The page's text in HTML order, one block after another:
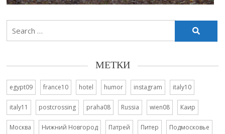
Search
МЕТКИ
egypt09 france10 hotel humor instagram italy10
italy11 postcrossing praha08 Russia wien08 Каир
Москва Нижний Новгород Патрей Питер Подмосковье